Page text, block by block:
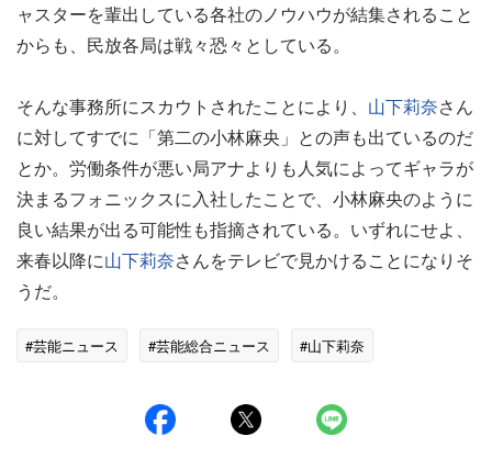
ャスターを輩出している各社のノウハウが結集されること
からも、民放各局は戦々恐々としている。
そんな事務所にスカウトされたことにより、 山下莉奈さん
に対してすでに「第二の小林麻央」との声も出ているのだ
とか。労働条件が悪い局アナよりも人気によってギャラが
決まるフォニックスに入社したことで、小林麻央のように
良い結果が出る可能性も指摘されている。いずれにせよ、
来春以降に山下莉奈さんをテレビで見かけることになりそ
うだ。
#芸能ニュース #芸能総合ニュース #山下莉奈